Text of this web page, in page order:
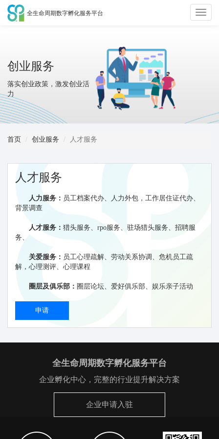
切
全生命周期数字孵化服务平台
创业服务
落实创业政策，激发创业活
力
首页 创业服务 人才服务
人才服务
人力服务： 员工档案代办、人力外包，工作居住证代办、
背景调查
人才服务： 猎头服务、rpo服务、驻场猎头服务、招聘服
务、
关爱服务： 员工心理疏解、劳动关系协调、危机员工疏
解，心理测评、心理课程
圈层及俱乐部： 圈层论坛、爱好俱乐部、娱乐亲子活动
申请
全生命周期数字孵化服务平台
企业孵化中心，完整的行业提升解决方案
企业申请入驻